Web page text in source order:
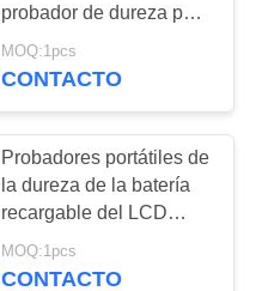
probador de dureza para
materiales en forma
MOQ:1pcs
CONTACTO
Probadores portátiles de
la dureza de la batería
recargable del LCD
color para el metal
MOQ:1pcs
CONTACTO